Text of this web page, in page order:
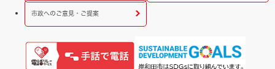
市政へのご意見・ご提案